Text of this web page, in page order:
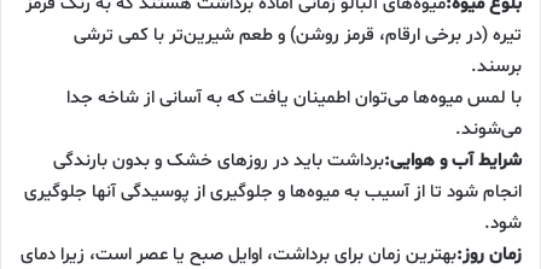
تیره (در برخی ارقام، قرمز روشن) و طعم شیرین‌تر با کمی ترشی
برسند.
با لمس میوه‌ها می‌توان اطمینان یافت که به آسانی از شاخه جدا
می‌شوند.
شرایط آب و هوایی:برداشت باید در روزهای خشک و بدون بارندگی
انجام شود تا از آسیب به میوه‌ها و جلوگیری از پوسیدگی آنها جلوگیری
شود.
زمان روز:بهترین زمان برای برداشت، اوایل صبح یا عصر است، زیرا دمای